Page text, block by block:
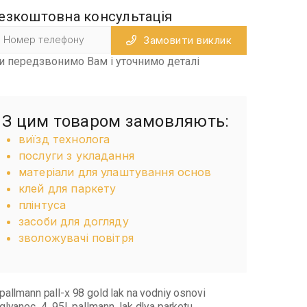
консультація
Замовити виклик
передзвонимо Вам і уточнимо деталі
З цим товаром замовляють:
виїзд технолога
послуги з укладання
матеріали для улаштування основ
клей для паркету
плінтуса
засоби для догляду
зволожувачі повітря
pall-x 98 gold lak na vodniy osnovi